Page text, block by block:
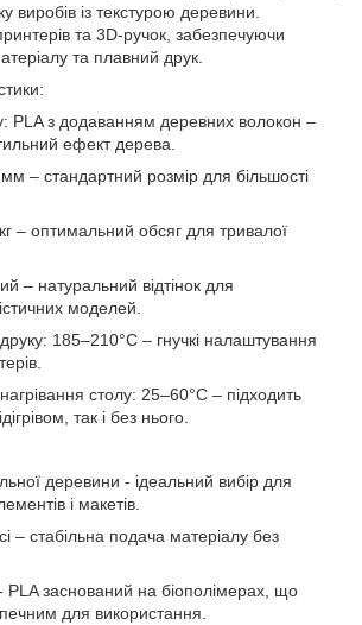
виробів із текстурою деревини.
та 3D-ручок, забезпечуючи
та плавний друк.
PLA з додаванням деревних волокон –
ефект дерева.
– стандартний розмір для більшості
– оптимальний обсяг для тривалої
– натуральний відтінок для
моделей.
185–210°C – гнучкі налаштування
столу: 25–60°C – підходить
так і без нього.
деревини - ідеальний вибір для
і макетів.
– стабільна подача матеріалу без
- PLA заснований на біополімерах, що
для використання.